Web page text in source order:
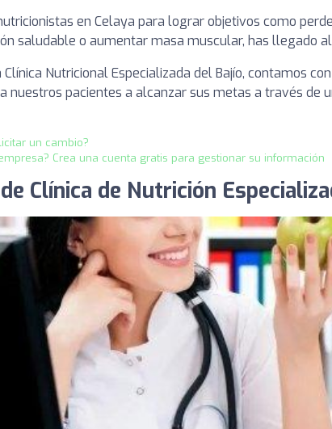
en Celaya para lograr objetivos como
saludable o aumentar masa muscular, has llegado
Clínica Nutricional Especializada del Bajío, contamos
nuestros pacientes a alcanzar sus metas a través de
un cambio?
Crea una cuenta gratis para gestionar su información
Clínica de Nutrición